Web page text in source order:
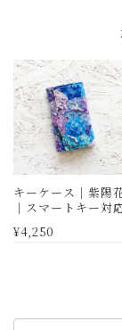
キーケース｜紫陽
｜スマートキー対
¥4,250